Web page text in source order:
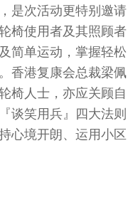
是次活动更特别邀请
椅使用者及其照顾者
简单运动，掌握轻松
香港复康会总裁梁佩
椅人士，亦应关顾自
谈笑用兵』四大法则
心境开朗、运用小区